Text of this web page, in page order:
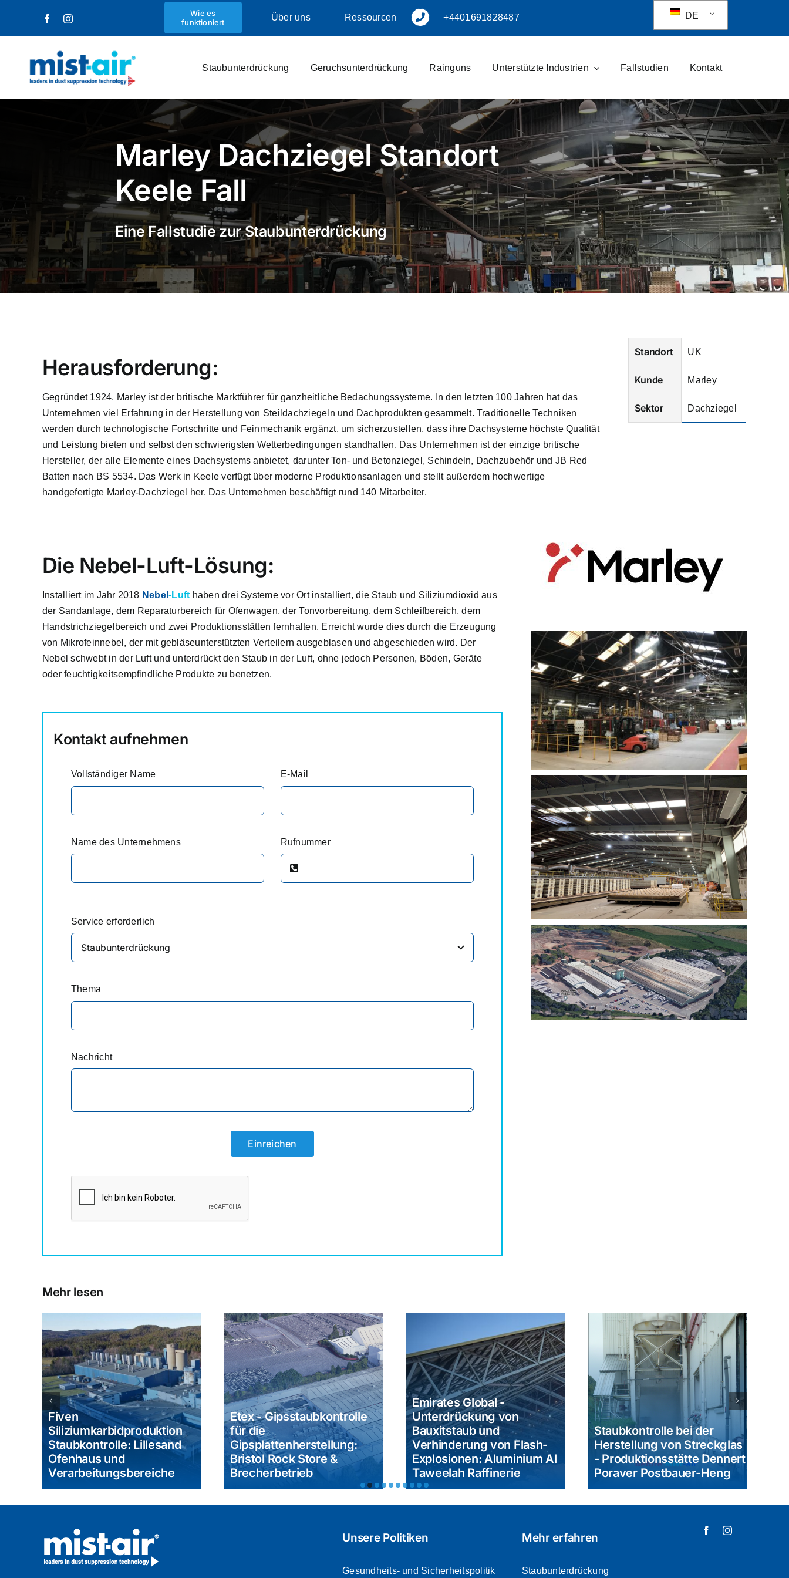
springen
Wie es
funktioniert
Über uns Ressourcen +4401691828487 DE
Staubunterdrückung Geruchsunterdrückung Rainguns Unterstützte Industrien Fallstudien Kontakt
Marley Dachziegel Standort
Keele Fall
Eine Fallstudie zur Staubunterdrückung
Herausforderung:
Gegründet 1924. Marley ist der britische Marktführer für ganzheitliche Bedachungssysteme. In den letzten 100 Jahren hat das
Unternehmen viel Erfahrung in der Herstellung von Steildachziegeln und Dachprodukten gesammelt. Traditionelle Techniken
werden durch technologische Fortschritte und Feinmechanik ergänzt, um sicherzustellen, dass ihre Dachsysteme höchste Qualität
und Leistung bieten und selbst den schwierigsten Wetterbedingungen standhalten. Das Unternehmen ist der einzige britische
Hersteller, der alle Elemente eines Dachsystems anbietet, darunter Ton- und Betonziegel, Schindeln, Dachzubehör und JB Red
Batten nach BS 5534. Das Werk in Keele verfügt über moderne Produktionsanlagen und stellt außerdem hochwertige
handgefertigte Marley-Dachziegel her. Das Unternehmen beschäftigt rund 140 Mitarbeiter.
Standort UK
Kunde Marley
Sektor Dachziegel
Die Nebel-Luft-Lösung:
Installiert im Jahr 2018 Nebel-Luft haben drei Systeme vor Ort installiert, die Staub und Siliziumdioxid aus
der Sandanlage, dem Reparaturbereich für Ofenwagen, der Tonvorbereitung, dem Schleifbereich, dem
Handstrichziegelbereich und zwei Produktionsstätten fernhalten. Erreicht wurde dies durch die Erzeugung
von Mikrofeinnebel, der mit gebläseunterstützten Verteilern ausgeblasen und abgeschieden wird. Der
Nebel schwebt in der Luft und unterdrückt den Staub in der Luft, ohne jedoch Personen, Böden, Geräte
oder feuchtigkeitsempfindliche Produkte zu benetzen.
Kontakt aufnehmen
Vollständiger Name
Name des Unternehmens
E-Mail
Rufnummer
Service erforderlich
Thema
Nachricht
Einreichen
Mehr lesen
Etex - Gipsstaubkontrolle
für die
Gipsplattenherstellung:
Bristol Rock Store &
Brecherbetrieb
Emirates Global -
Unterdrückung von
Bauxitstaub und
Verhinderung von Flash-
Explosionen: Aluminium Al
Taweelah Raffinerie
Staubkontrolle bei der
Herstellung von Streckglas
- Produktionsstätte Dennert
Poraver Postbauer-Heng
Coleg Cambria
Bauwerkstatt
- Connah's Quay
Bildungseinrichtung
Unsere Politiken
Gesundheits- und Sicherheitspolitik
Mehr erfahren
Staubunterdrückung